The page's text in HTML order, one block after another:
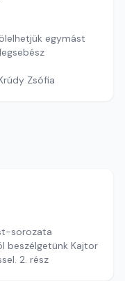
egymást
Zsófia
sorozata
beszélgetünk Kajtor
2. rész